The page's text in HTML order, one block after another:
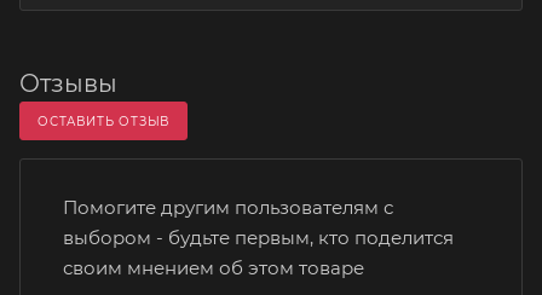
Отзывы
ОСТАВИТЬ ОТЗЫВ
Помогите другим пользователям с
выбором - будьте первым, кто поделится
своим мнением об этом товаре